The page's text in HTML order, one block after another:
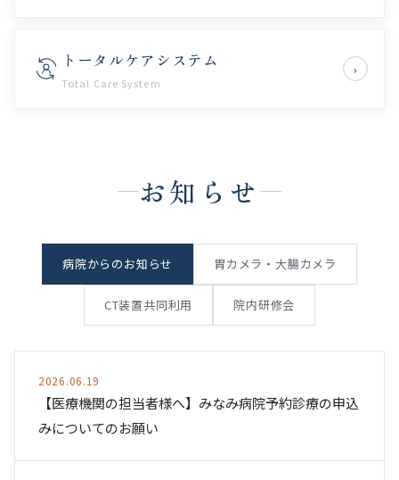
トータルケアシステム
Total Care System
›
お知らせ
病院からのお知らせ 胃カメラ・大腸カメラ
CT装置共同利用 院内研修会
2026.06.19
【医療機関の担当者様へ】みなみ病院予約診療の申込
みについてのお願い